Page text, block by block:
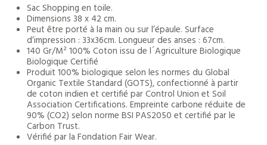
Sac Shopping en toile.
Dimensions 38 x 42 cm.
Peut être porté à la main ou sur l’épaule. Surface
d’impression : 33x36cm. Longueur des anses : 67cm.
140 Gr/M² 100% Coton issu de l´Agriculture Biologique
Biologique Certifié
Produit 100% biologique selon les normes du Global
Organic Textile Standard (GOTS), confectionné à partir
de coton indien et certifié par Control Union et Soil
Association Certifications. Empreinte carbone réduite de
90% (CO2) selon norme BSI PAS2050 et certifié par le
Carbon Trust.
Vérifié par la Fondation Fair Wear.